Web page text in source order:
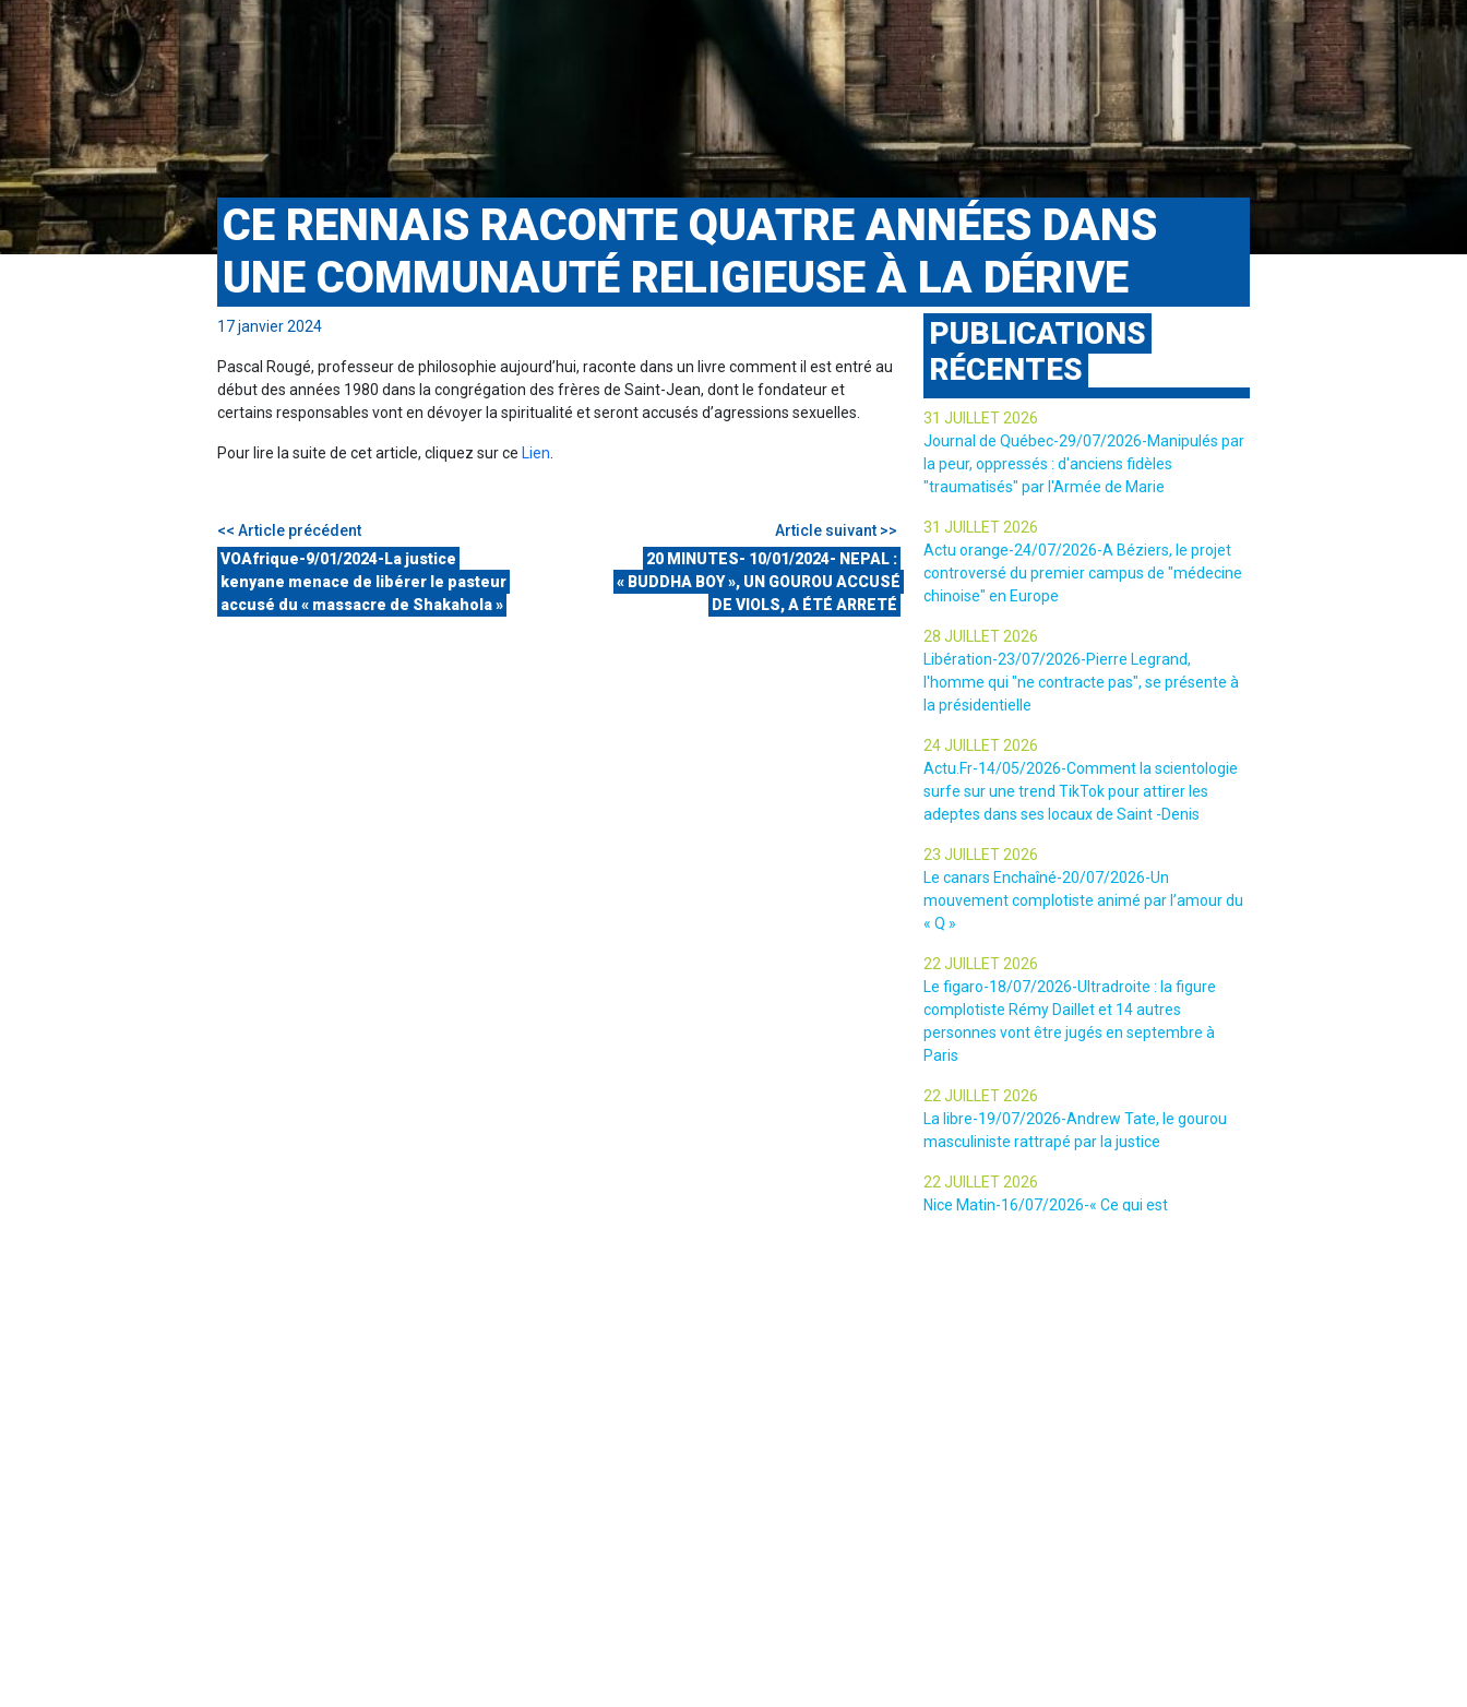
CE RENNAIS RACONTE QUATRE ANNÉES DANS
UNE COMMUNAUTÉ RELIGIEUSE À LA DÉRIVE
17 janvier 2024
Pascal Rougé, professeur de philosophie aujourd’hui, raconte dans un livre comment il est entré au
début des années 1980 dans la congrégation des frères de Saint-Jean, dont le fondateur et
certains responsables vont en dévoyer la spiritualité et seront accusés d’agressions sexuelles.
Pour lire la suite de cet article, cliquez sur ce Lien.
<< Article précédent
VOAfrique-9/01/2024-La justice
kenyane menace de libérer le pasteur
accusé du « massacre de Shakahola »
Article suivant >>
20 MINUTES- 10/01/2024- NEPAL :
« BUDDHA BOY », UN GOUROU ACCUSÉ
DE VIOLS, A ÉTÉ ARRETÉ
PUBLICATIONS
RÉCENTES
31 JUILLET 2026
Journal de Québec-29/07/2026-Manipulés par
la peur, oppressés : d'anciens fidèles
"traumatisés" par l'Armée de Marie
31 JUILLET 2026
Actu orange-24/07/2026-A Béziers, le projet
controversé du premier campus de "médecine
chinoise" en Europe
28 JUILLET 2026
Libération-23/07/2026-Pierre Legrand,
l'homme qui "ne contracte pas", se présente à
la présidentielle
24 JUILLET 2026
Actu.Fr-14/05/2026-Comment la scientologie
surfe sur une trend TikTok pour attirer les
adeptes dans ses locaux de Saint -Denis
23 JUILLET 2026
Le canars Enchaîné-20/07/2026-Un
mouvement complotiste animé par l’amour du
« Q »
22 JUILLET 2026
Le figaro-18/07/2026-Ultradroite : la figure
complotiste Rémy Daillet et 14 autres
personnes vont être jugés en septembre à
Paris
22 JUILLET 2026
La libre-19/07/2026-Andrew Tate, le gourou
masculiniste rattrapé par la justice
22 JUILLET 2026
Nice Matin-16/07/2026-« Ce qui est